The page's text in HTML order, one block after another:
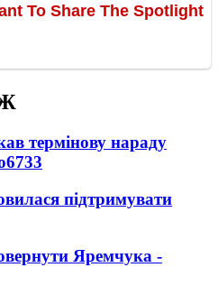
термінову нараду
6733
підтримувати
Яремчука -